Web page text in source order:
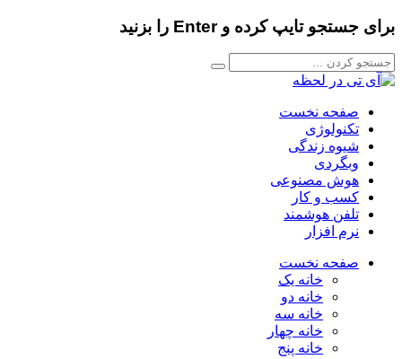
برای جستجو تایپ کرده و Enter را بزنید
صفحه نخست
تکنولوژی
شیوه زندگی
وبگردی
هوش مصنوعی
کسب و کار
تلفن هوشمند
نرم افزار
صفحه نخست
خانه یک
خانه دو
خانه سه
خانه چهار
خانه پنج